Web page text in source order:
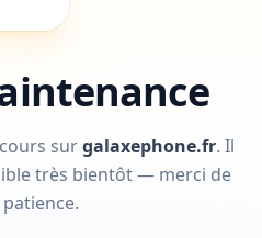
surgalaxephone.fr. Il
très bientôt — merci de